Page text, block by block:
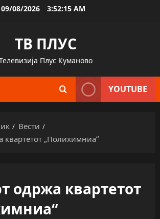
09/08/2026 3:52:16 AM
ТВ ПЛУС
Плус Куманово
YOUTUBE
Вести
квартетот „Полихимниа“
одржа квартетот